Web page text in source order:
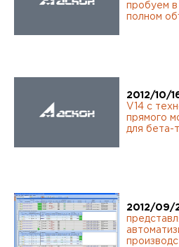
Поля, помеченные звёздочкой (*),
Отправляя данные, Вы даете
пробуем
полном
2012/10/
V14 с
прямого
для бета-
2012/09/